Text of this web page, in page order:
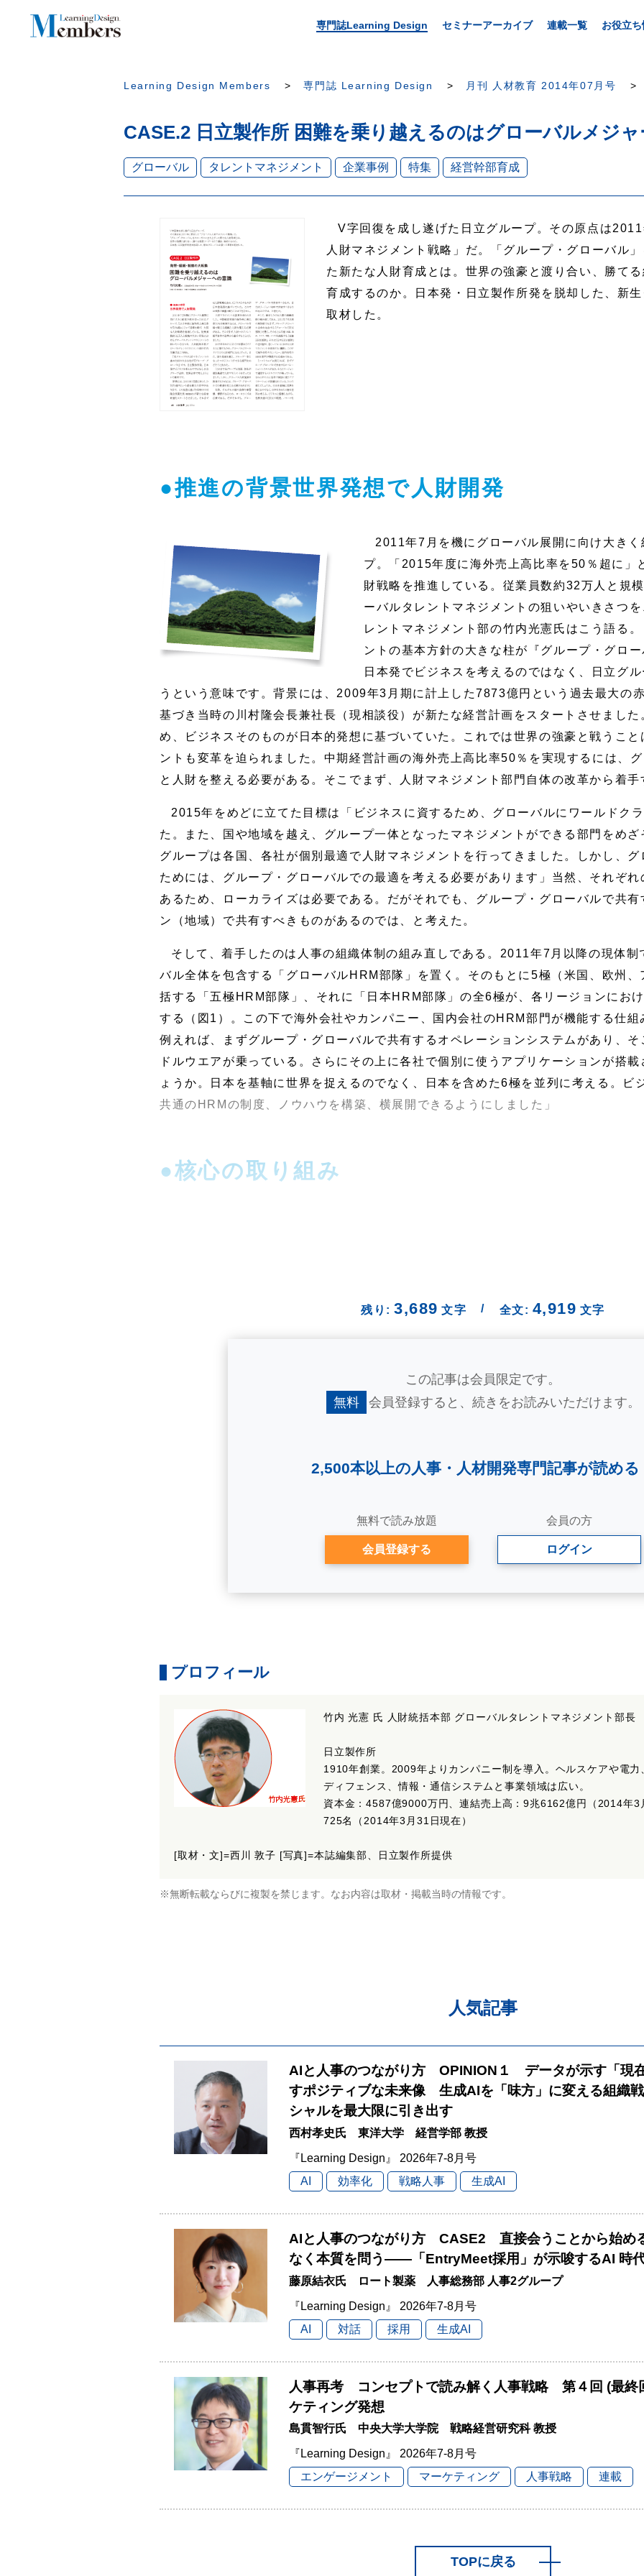
専門誌Learning Design セミナーアーカイブ 連載一覧 お役立
Learning Design Members 専門誌 Learning Design 月刊 人材教育 2014年07月号
CASE.2 日立製作所 困難を乗り越えるのはグローバルメジ
グローバル タレントマネジメント 企業事例 特集 経営幹部育成
V字回復を成し遂げた日立グループ。その原点は
人財マネジメント戦略」だ。「グループ・グローバル
た新たな人財育成とは。世界の強豪と渡り合い、勝て
育成するのか。日本発・日立製作所発を脱却した、新
取材した。
●推進の背景世界発想で人財開発
2011年7月を機にグローバル展開に向け大き
プ。「2015年度に海外売上高比率を50％超に」
財戦略を推進している。従業員数約32万人と規
ーバルタレントマネジメントの狙いやいきさつ
レントマネジメント部の竹内光憲氏はこう語る
ントの基本方針の大きな柱が『グループ・グロ
日本発でビジネスを考えるのではなく、日立グ
うという意味です。背景には、2009年3月期に計上した7873億円という過去最大の
基づき当時の川村隆会長兼社長（現相談役）が新たな経営計画をスタートさせまし
め、ビジネスそのものが日本的発想に基づいていた。これでは世界の強豪と戦うこ
ントも変革を迫られました。中期経営計画の海外売上高比率50％を実現するには、
と人財を整える必要がある。そこでまず、人財マネジメント部門自体の改革から着
2015年をめどに立てた目標は「ビジネスに資するため、グローバルにワールドク
た。また、国や地域を越え、グループ一体となったマネジメントができる部門をめ
グループは各国、各社が個別最適で人財マネジメントを行ってきました。しかし、
ためには、グループ・グローバルでの最適を考える必要があります」当然、それぞ
あるため、ローカライズは必要である。だがそれでも、グループ・グローバルで共
ン（地域）で共有すべきものがあるのでは、と考えた。
そして、着手したのは人事の組織体制の組み直しである。2011年7月以降の現体
バル全体を包含する「グローバルHRM部隊」を置く。そのもとに5極（米国、欧州
括する「五極HRM部隊」、それに「日本HRM部隊」の全6極が、各リージョンにお
する（図1）。この下で海外会社やカンパニー、国内会社のHRM部門が機能する仕
例えれば、まずグループ・グローバルで共有するオペレーションシステムがあり、
ドルウエアが乗っている。さらにその上に各社で個別に使うアプリケーションが搭
ょうか。日本を基軸に世界を捉えるのでなく、日本を含めた6極を並列に考える。ビ
共通のHRMの制度、ノウハウを構築、横展開できるようにしました」
●核心の取り組み
残り: 3,689 文字 / 全文: 4,919 文字
この記事は会員限定です。
無料
会員登録すると、 続きをお読みいただけます。
2,500本以上の人事・ 人材開発専門記事が読める
無料で読み放題
会員登録する
会員の方
ログイン
プロフィール
竹内 光憲 氏 人財統括本部 グローバルタレントマネジメント部長
日立製作所
1910年創業。2009年よりカンパニー制を導入。ヘルスケアや電
ディフェンス、情報・通信システムと事業領域は広い。
資本金：4587億9000万円、連結売上高：9兆6162億円（2014年3
725名（2014年3月31日現在）
[取材・文]=西川 敦子 [写真]=本誌編集部、日立製作所提供
※無断転載ならびに複製を禁じます。なお内容は取材・掲載当時の情報です。
人気記事
AIと人事のつながり方 OPINION１ データが示す「現
すポジティブな未来像 生成AIを「味方」に変える組織
シャルを最大限に引き出す
西村孝史氏 東洋大学 経営学部 教授
『Learning Design』 2026年7-8月号
AI
効率化 戦略人事 生成AI
AIと人事のつながり方 CASE2 直接会うことから始め
なく本質を問う――「EntryMeet採用」が示唆するAI 時
藤原結衣氏 ロート製薬 人事総務部 人事2グループ
『Learning Design』 2026年7-8月号
AI
対話 採用 生成AI
人事再考 コンセプトで読み解く人事戦略 第４回 (最
ケティング発想
島貫智行氏 中央大学大学院 戦略経営研究科 教授
『Learning Design』 2026年7-8月号
エンゲージメント
マーケティング 人事戦略 連載
TOPに戻る